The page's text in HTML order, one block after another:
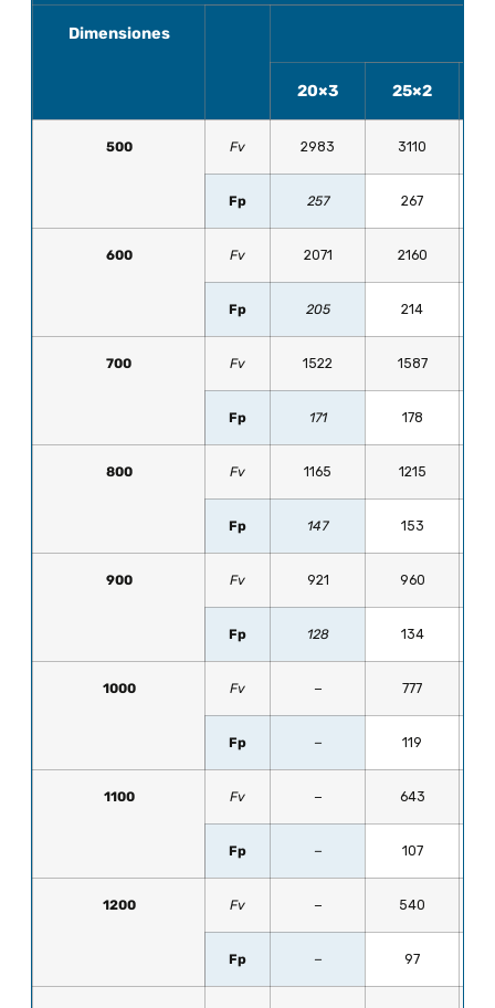
Dimensiones
20×3 25×2
500 Fv 2983 3110
Fp 257 267
600 Fv 2071 2160
Fp 205 214
700 Fv 1522 1587
Fp 171 178
800 Fv 1165 1215
Fp 147 153
900 Fv 921 960
Fp 128 134
1000 Fv − 777
Fp − 119
1100 Fv − 643
Fp − 107
1200 Fv − 540
Fp − 97